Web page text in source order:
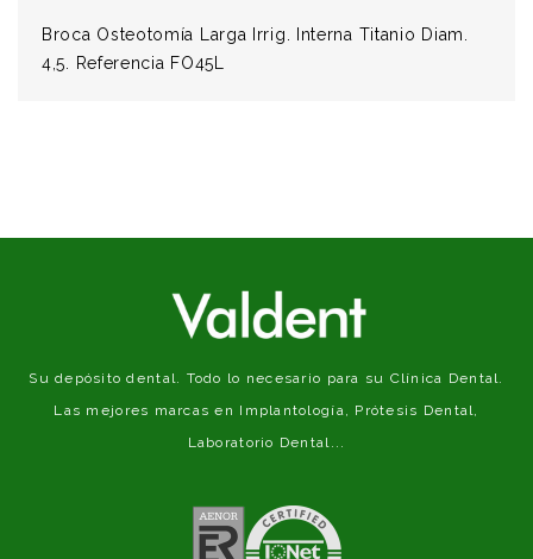
Broca Osteotomía Larga Irrig. Interna Titanio Diam.
4,5. Referencia FO45L
Su depósito dental. Todo lo necesario para su Clínica Dental.
Las mejores marcas en Implantología, Prótesis Dental,
Laboratorio Dental...